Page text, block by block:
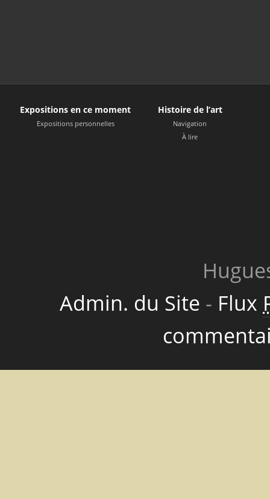
Expositions en ce moment
Expositions personnelles
Histoire de l’art
Navigation
À lire
Admin. du Site - Flux